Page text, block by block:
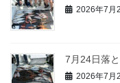
2026年7月
7月24日落
2026年7月